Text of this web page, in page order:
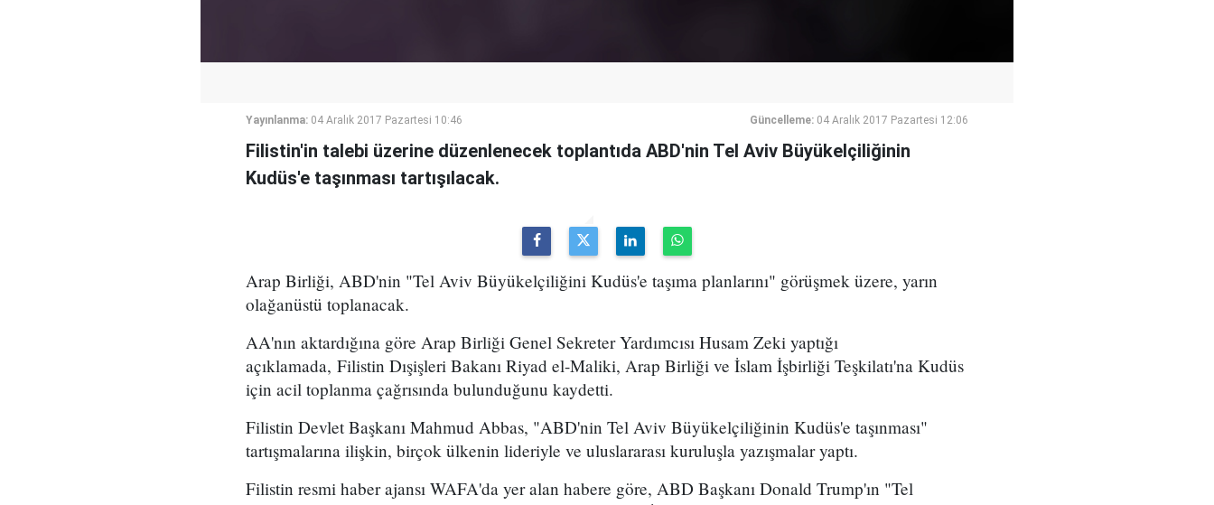
Yayınlanma: 04 Aralık 2017 Pazartesi 10:46 Güncelleme: 04 Aralık 2017 Pazartesi 12:06
Filistin'in talebi üzerine düzenlenecek toplantıda ABD'nin Tel Aviv Büyükelçiliğinin
Kudüs'e taşınması tartışılacak.
Arap Birliği, ABD'nin "Tel Aviv Büyükelçiliğini Kudüs'e taşıma planlarını" görüşmek üzere, yarın
olağanüstü toplanacak.
AA'nın aktardığına göre Arap Birliği Genel Sekreter Yardımcısı Husam Zeki yaptığı
açıklamada, Filistin Dışişleri Bakanı Riyad el-Maliki, Arap Birliği ve İslam İşbirliği Teşkilatı'na Kudüs
için acil toplanma çağrısında bulunduğunu kaydetti.
Filistin Devlet Başkanı Mahmud Abbas, "ABD'nin Tel Aviv Büyükelçiliğinin Kudüs'e taşınması"
tartışmalarına ilişkin, birçok ülkenin lideriyle ve uluslararası kuruluşla yazışmalar yaptı.
Filistin resmi haber ajansı WAFA'da yer alan habere göre, ABD Başkanı Donald Trump'ın "Tel